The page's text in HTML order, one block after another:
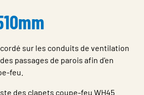
sur les conduits de ventilation
passages de parois afin d'en
feu.
des clapets coupe-feu WH45